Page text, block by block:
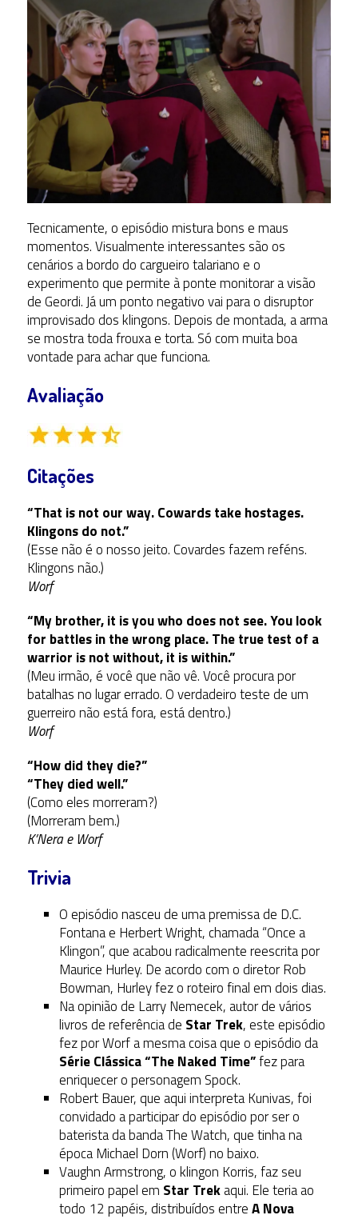
Tecnicamente, o episódio mistura bons e maus
momentos. Visualmente interessantes são os
cenários a bordo do cargueiro talariano e o
experimento que permite à ponte monitorar a visão
de Geordi. Já um ponto negativo vai para o disruptor
improvisado dos klingons. Depois de montada, a arma
se mostra toda frouxa e torta. Só com muita boa
vontade para achar que funciona.
Avaliação
Citações
“That is not our way. Cowards take hostages.
Klingons do not.”
(Esse não é o nosso jeito. Covardes fazem reféns.
Klingons não.)
Worf
“My brother, it is you who does not see. You look
for battles in the wrong place. The true test of a
warrior is not without, it is within.”
(Meu irmão, é você que não vê. Você procura por
batalhas no lugar errado. O verdadeiro teste de um
guerreiro não está fora, está dentro.)
Worf
“How did they die?”
“They died well.”
(Como eles morreram?)
(Morreram bem.)
K’Nera e Worf
Trivia
O episódio nasceu de uma premissa de D.C.
Fontana e Herbert Wright, chamada “Once a
Klingon”, que acabou radicalmente reescrita por
Maurice Hurley. De acordo com o diretor Rob
Bowman, Hurley fez o roteiro final em dois dias.
Na opinião de Larry Nemecek, autor de vários
livros de referência de Star Trek, este episódio
fez por Worf a mesma coisa que o episódio da
Série Clássica“The Naked Time”fez para
enriquecer o personagem Spock.
Robert Bauer, que aqui interpreta Kunivas, foi
convidado a participar do episódio por ser o
baterista da banda The Watch, que tinha na
época Michael Dorn (Worf) no baixo.
Vaughn Armstrong, o klingon Korris, faz seu
primeiro papel em Star Trekaqui. Ele teria ao
todo 12 papéis, distribuídos entreA Nova